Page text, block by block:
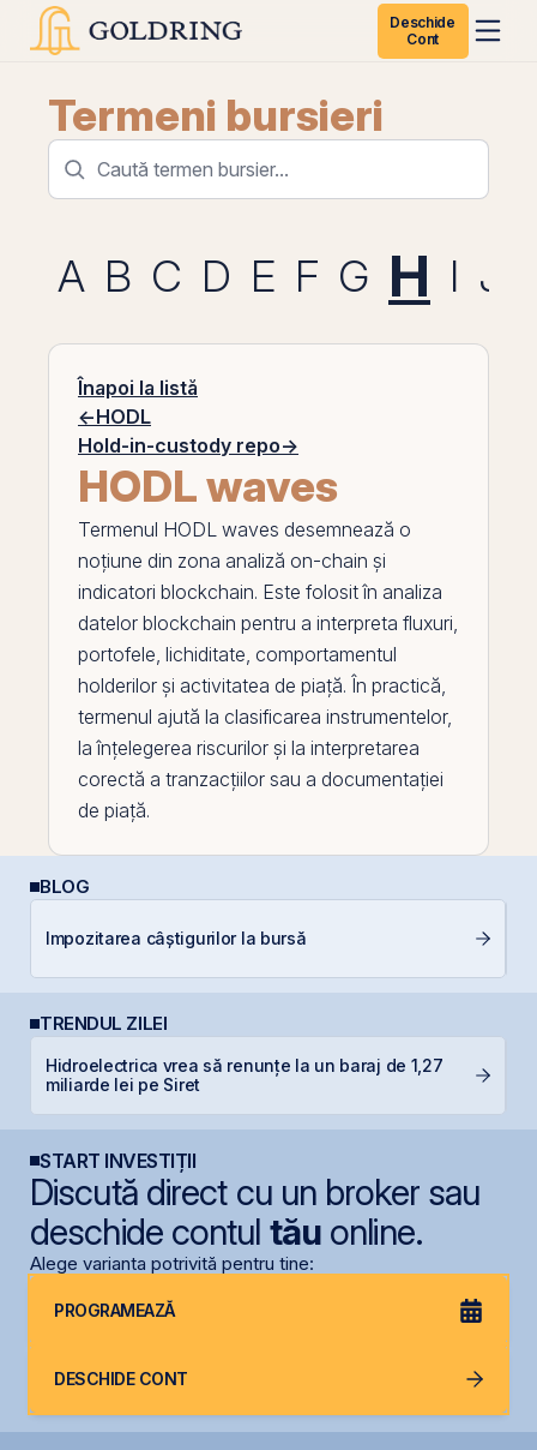
Deschide
Cont
Termeni bursieri
A B C D E F G H I J
Înapoi la listă
←HODL
Hold-in-custody repo→
HODL waves
Termenul HODL waves desemnează o
noțiune din zona analiză on-chain și
indicatori blockchain. Este folosit în analiza
datelor blockchain pentru a interpreta fluxuri,
portofele, lichiditate, comportamentul
holderilor și activitatea de piață. În practică,
termenul ajută la clasificarea instrumentelor,
la înțelegerea riscurilor și la interpretarea
corectă a tranzacțiilor sau a documentației
de piață.
BLOG
Impozitarea câștigurilor la bursă
TRENDUL ZILEI
Hidroelectrica vrea să renunțe la un baraj de 1,27
miliarde lei pe Siret
START INVESTIȚII
Discută direct cu un broker sau
deschide contul tăuonline.
Alege varianta potrivită pentru tine:
PROGRAMEAZĂ
DESCHIDE CONT